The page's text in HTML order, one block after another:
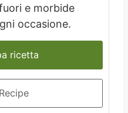
e morbide
occasione.
ricetta